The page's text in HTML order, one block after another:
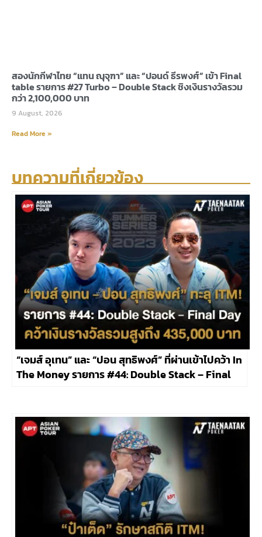
สองนักกีฬาไทย “แทน ณุจุฑา” และ “ปอนด์ ธีรพงศ์” เข้า Final
table รายการ #27 Turbo – Double Stack ชิงเงินรางวัลรวม
กว่า 2,100,000 บาท
9 August, 2026
Read More »
บทความที่เกี่ยวข้อง
“เจมส์ อุเทน” และ “ปอน สุทธิพงศ์” ที่ผ่านเข้าไปคว้า In
The Money รายการ #44: Double Stack – Final
435,000 บาท